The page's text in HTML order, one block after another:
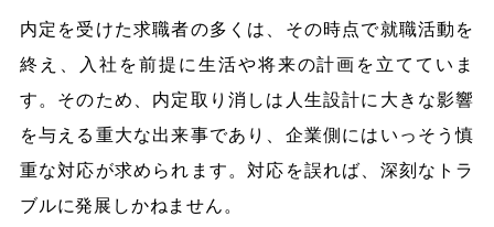
内定を受けた求職者の多くは、その時点で就職活動を
終え、入社を前提に生活や将来の計画を立てていま
す。そのため、内定取り消しは人生設計に大きな影響
を与える重大な出来事であり、企業側にはいっそう慎
重な対応が求められます。対応を誤れば、深刻なトラ
ブルに発展しかねません。